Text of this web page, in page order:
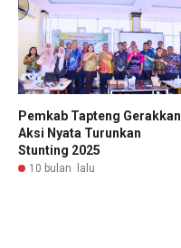
Pemkab Tapteng Gerakkan
Aksi Nyata Turunkan
Stunting 2025
10 bulan lalu